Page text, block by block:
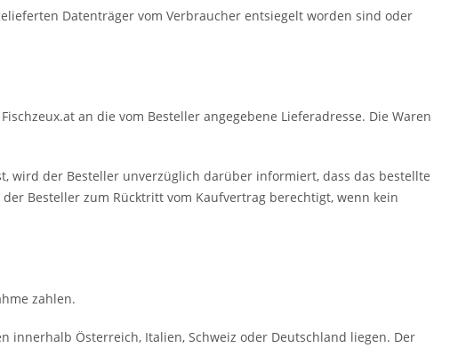
Datenträger vom Verbraucher entsiegelt worden sind oder
an die vom Besteller angegebene Lieferadresse. Die Waren
wird der Besteller unverzüglich darüber informiert, dass das bestellte
der Besteller zum Rücktritt vom Kaufvertrag berechtigt, wenn kein
zahlen.
innerhalb Österreich, Italien, Schweiz oder Deutschland liegen. Der